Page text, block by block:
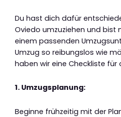
Du hast dich dafür
Oviedo umzuziehen und bist
einem passenden
Umzug so reibungslos wie
haben wir eine Checkliste
1. Umzugsplanung:
Beginne frühzeitig mit der